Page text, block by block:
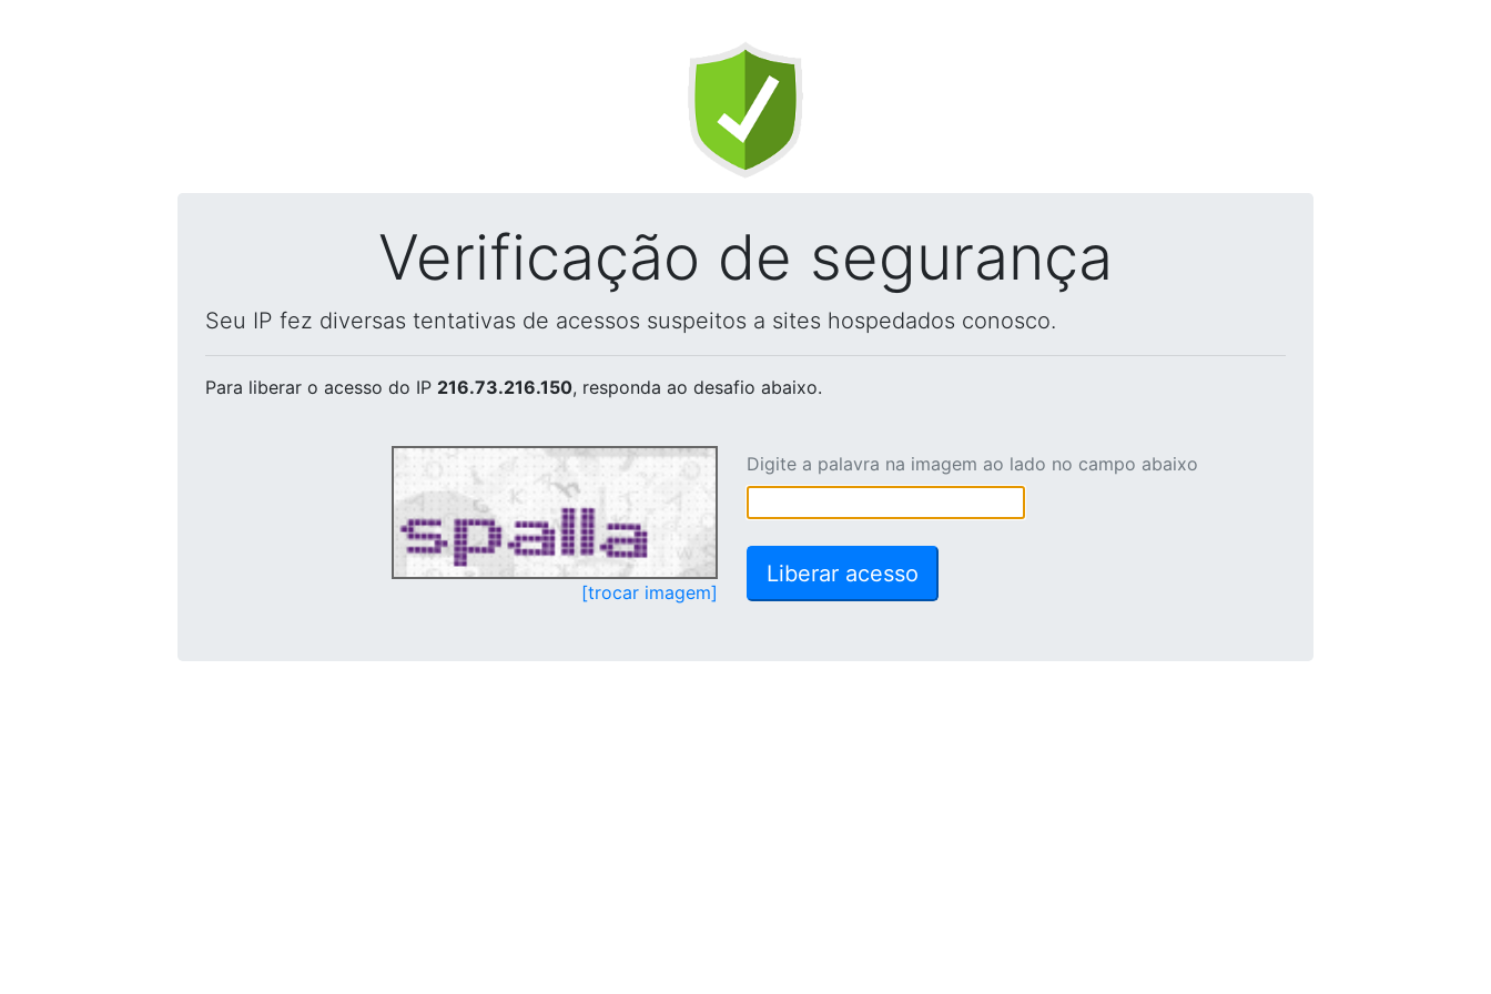
Verificação de segurança
Seu IP fez diversas tentativas de acessos suspeitos a sites hospedados conosco.
Para liberar o acesso do IP 216.73.216.150, responda ao desafio abaixo.
[trocar imagem]
Digite a palavra na imagem ao lado no campo abaixo